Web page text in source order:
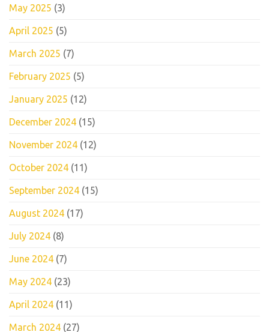
May 2025 (3)
April 2025 (5)
March 2025 (7)
February 2025 (5)
January 2025 (12)
December 2024 (15)
November 2024 (12)
October 2024 (11)
September 2024 (15)
August 2024 (17)
July 2024 (8)
June 2024 (7)
May 2024 (23)
April 2024 (11)
March 2024 (27)